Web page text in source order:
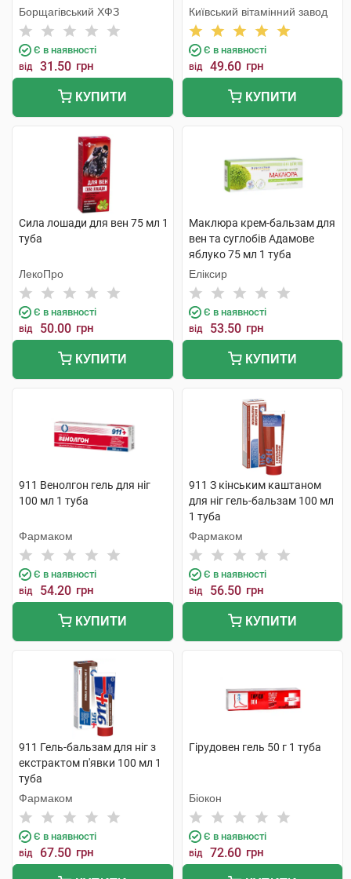
Борщагівський ХФЗ
Є в наявності
від 31.50 грн
КУПИТИ
Київський вітамінний завод
Є в наявності
від 49.60 грн
КУПИТИ
Сила лошади для вен 75 мл 1
туба
ЛекоПро
Є в наявності
від 50.00 грн
КУПИТИ
Маклюра крем-бальзам для
вен та суглобів Адамове
яблуко 75 мл 1 туба
Еліксир
Є в наявності
від 53.50 грн
КУПИТИ
911 Венолгон гель для ніг
100 мл 1 туба
Фармаком
Є в наявності
від 54.20 грн
КУПИТИ
911 З кінським каштаном
для ніг гель-бальзам 100 мл
1 туба
Фармаком
Є в наявності
від 56.50 грн
КУПИТИ
911 Гель-бальзам для ніг з
екстрактом п'явки 100 мл 1
туба
Фармаком
Є в наявності
від 67.50 грн
Гірудовен гель 50 г 1 туба
Біокон
Є в наявності
від 72.60 грн